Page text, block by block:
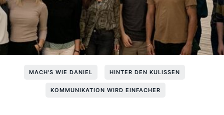
MACH'S WIE DANIEL HINTER DEN KULISSEN
KOMMUNIKATION WIRD EINFACHER